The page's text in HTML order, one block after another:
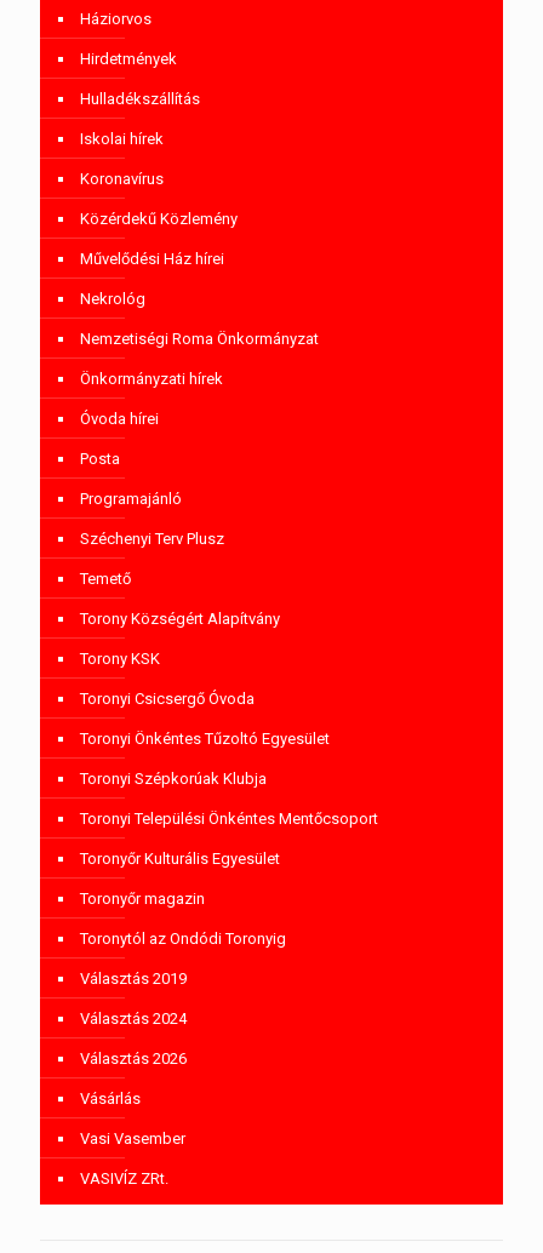
Háziorvos
Hirdetmények
Hulladékszállítás
Iskolai hírek
Koronavírus
Közérdekű Közlemény
Művelődési Ház hírei
Nekrológ
Nemzetiségi Roma Önkormányzat
Önkormányzati hírek
Óvoda hírei
Posta
Programajánló
Széchenyi Terv Plusz
Temető
Torony Községért Alapítvány
Torony KSK
Toronyi Csicsergő Óvoda
Toronyi Önkéntes Tűzoltó Egyesület
Toronyi Szépkorúak Klubja
Toronyi Települési Önkéntes Mentőcsoport
Toronyőr Kulturális Egyesület
Toronyőr magazin
Toronytól az Ondódi Toronyig
Választás 2019
Választás 2024
Választás 2026
Vásárlás
Vasi Vasember
VASIVÍZ ZRt.